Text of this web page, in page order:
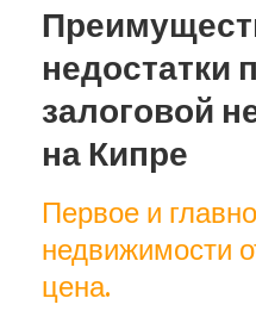
недостатки
залоговой
на Кипре
Первое и
недвижимости
цена.